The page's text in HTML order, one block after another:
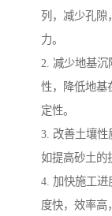
列，减少孔隙
力。
2. 减少地基沉
性，降低地基
定性。
3. 改善土壤性
如提高砂土的
4. 加快施工进
度快，效率高